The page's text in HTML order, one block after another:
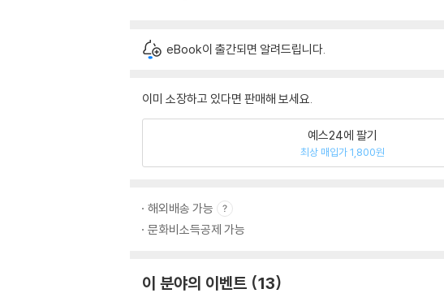
eBook이 출간되면 알려드립니다.
이미 소장하고 있다면 판매해 보세요.
예스24에 팔기
최상 매입가 1,800원
해외배송 가능
문화비소득공제 가능
이 분야의 이벤트 13